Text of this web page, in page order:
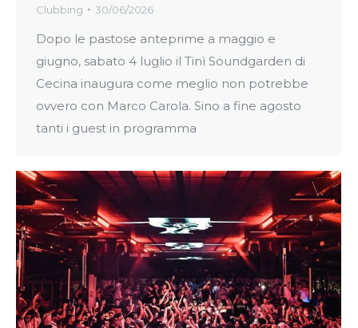
Clubbing 30/06/2026
Dopo le pastose anteprime a maggio e
giugno, sabato 4 luglio il Tinì Soundgarden di
Cecina inaugura come meglio non potrebbe
ovvero con Marco Carola. Sino a fine agosto
tanti i guest in programma